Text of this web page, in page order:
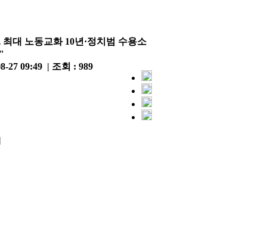
대 노동교화 10년·정치범 수용소
27 09:49 | 조회 : 989